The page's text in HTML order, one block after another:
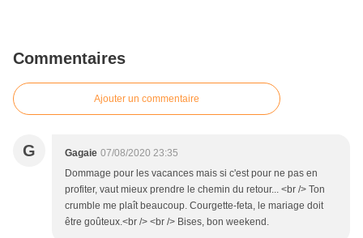
Commentaires
Ajouter un commentaire
G Gagaie 07/08/2020 23:35
Dommage pour les vacances mais si c'est pour ne pas en
profiter, vaut mieux prendre le chemin du retour... <br /> Ton
crumble me plaît beaucoup. Courgette-feta, le mariage doit
être goûteux.<br /> <br /> Bises, bon weekend.